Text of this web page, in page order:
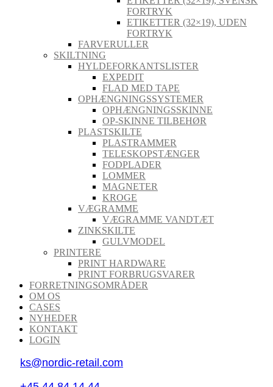
FORTRYK
ETIKETTER (32×19), UDEN
FORTRYK
FARVERULLER
SKILTNING
HYLDEFORKANTSLISTER
EXPEDIT
FLAD MED TAPE
OPHÆNGNINGSSYSTEMER
OPHÆNGNINGSSKINNE
OP-SKINNE TILBEHØR
PLASTSKILTE
PLASTRAMMER
TELESKOPSTÆNGER
FODPLADER
LOMMER
MAGNETER
KROGE
VÆGRAMME
VÆGRAMME VANDTÆT
ZINKSKILTE
GULVMODEL
PRINTERE
PRINT HARDWARE
PRINT FORBRUGSVARER
FORRETNINGSOMRÅDER
OM OS
CASES
NYHEDER
KONTAKT
LOGIN
ks@nordic-retail.com